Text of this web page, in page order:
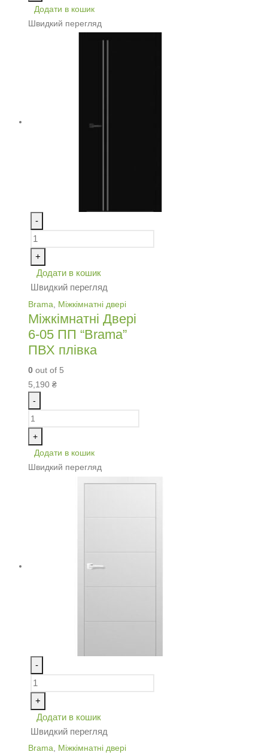
Додати в кошик
Швидкий перегляд
-
+
Додати в кошик
Швидкий перегляд
Brama Міжкімнатні двері
Міжкімнатні Двері
6-05 ПП “Brama”
ПВХ плівка
0 out of 5
5,190 ₴
-
+
Додати в кошик
Швидкий перегляд
-
+
Додати в кошик
Швидкий перегляд
Brama, Міжкімнатні двері